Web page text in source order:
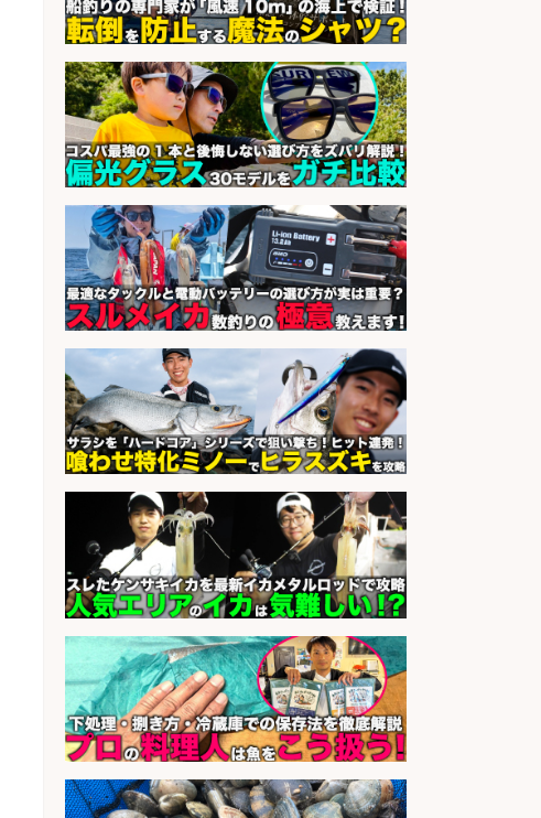
小野駅から徒歩6分/「時給1,300
円」/大型連休あり×残業なし×土日
祝休み/滋賀県
会社名 株式会社ホットスタッフ滋賀
sponsored by 求人ボックス
発業務
会社名 株式会社天龍
sponsored by 求人ボックス
精肉・青果・鮮魚販売/「志布志
市」「時給1,150円〜」志布志駅か
ら車5分/お魚のカットや商品の陳列
業務/残業少なめ×車通勤OK×時間選
べる/鹿児島県/志布志市
会社名 株式会社ホットスタッフ鹿児島
sponsored by 求人ボックス
さらに求人情報を見る